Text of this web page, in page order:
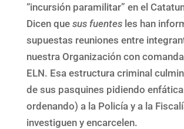
“incursión paramilitar” en el
Dicen que sus fuentesles han
supuestas reuniones entre
nuestra Organización con
ELN. Esa estructura criminal
de sus pasquines pidiendo
ordenando) a la Policía y a la
investiguen y encarcelen.